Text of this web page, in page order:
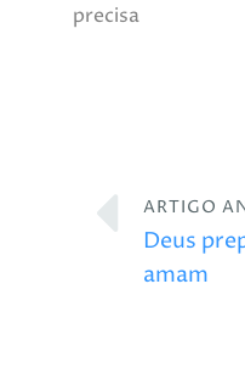
precisa
ARTIGO
Deus
amam